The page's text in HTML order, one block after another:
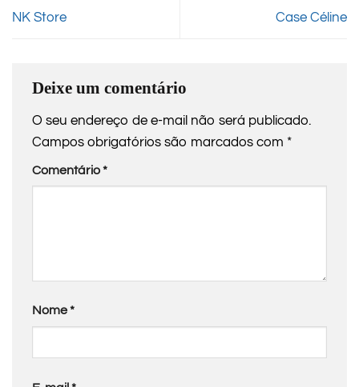
NK Store Case Céline
Deixe um comentário
O seu endereço de e-mail não será publicado.
Campos obrigatórios são marcados com *
Comentário*
Nome*